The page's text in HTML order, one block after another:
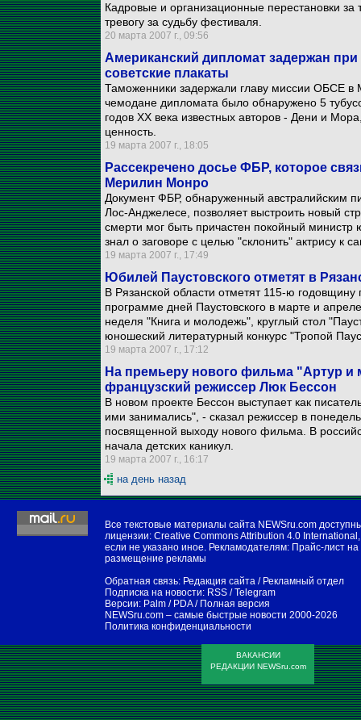
Кадровые и организационные перестановки
тревогу за судьбу фестиваля.
20 марта 2007 г., 09:56
Американский дипломат задержан
советские плакаты
Таможенники задержали главу миссии ОБСЕ
чемодане дипломата было обнаружено 5
годов XX века известных авторов - Дени и
ценность.
19 марта 2007 г., 18:05
Рассекречено досье ФБР, которое
Мерилин Монро
Документ ФБР, обнаруженный
Лос-Анджелесе, позволяет выстроить новый
смерти мог быть причастен покойный
знал о заговоре с целью "склонить" актрису к
19 марта 2007 г., 17:49
Юбилей Паустовского отметят в
В Рязанской области отметят 115-ю годовщину
программе дней Паустовского в марте и
неделя "Книга и молодежь", круглый стол
юношеский литературный конкурс "Тропой
19 марта 2007 г., 17:12
На премьеру нового фильма "Артур и
французский режиссер Люк Бессон
В новом проекте Бессон выступает как
ими занимались", - сказал режиссер в
посвященной выходу нового фильма. В
начала детских каникул.
19 марта 2007 г., 16:17
на день назад
Все текстовые материалы сайта NEWSru.com
лицензии: Creative Commons Attribution 4.0 International ,
если не указано иное. Рекламодателям: Прайс-лист на
размещение рекламы
Обратная связь: Редакция сайта / Рекламный отдел
Подписка на новости: RSS /Telegram
Версии: Palm / PDA/ Полная версия
NEWSru.com – самые быстрые новости 2000-2026
Политика конфиденциальности
ВАКАНСИИ
РЕДАКЦИИ NEWSru.com